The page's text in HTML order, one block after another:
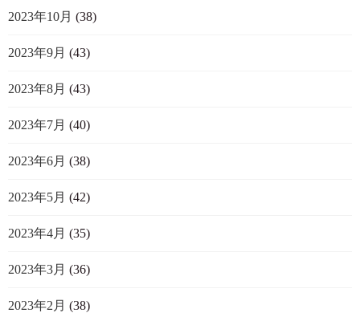
2023年10月 (38)
2023年9月 (43)
2023年8月 (43)
2023年7月 (40)
2023年6月 (38)
2023年5月 (42)
2023年4月 (35)
2023年3月 (36)
2023年2月 (38)